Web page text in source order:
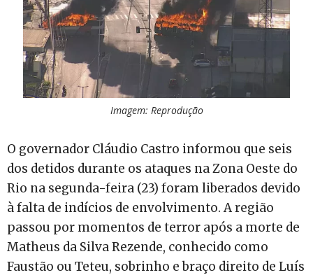
Imagem: Reprodução
O governador Cláudio Castro informou que seis
dos detidos durante os ataques na Zona Oeste do
Rio na segunda-feira (23) foram liberados devido
à falta de indícios de envolvimento. A região
passou por momentos de terror após a morte de
Matheus da Silva Rezende, conhecido como
Faustão ou Teteu, sobrinho e braço direito de Luís